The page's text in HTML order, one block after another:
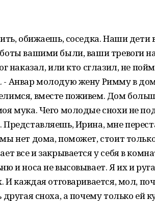
обижаешь, соседка. Наши
вашими были, ваши тревоги
наказал, или кто сглазил, не
Анвар молодую жену Римму в дом
вместе поживем. Дом
мука. Чего молодые снохи не
Представляешь, Ирина, мне
нет дома, поможет, стоит
все и закрывается у себя в
и носа не высовывает. Я их и
И каждая отговаривается, мол,
другая сноха, а почему только ей